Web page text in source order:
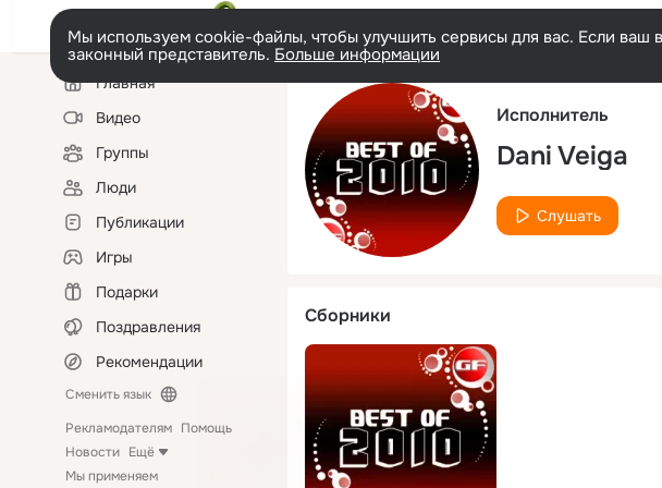
Мы используем cookie-файлы, чтобы улучшить сервисы для вас. Если ваш
законный представитель. Больше информации
Левая
колонкаГлавная
Видео
Группы
Люди
Публикации
Игры
Подарки
Поздравления
Рекомендации
Сменить язык
Рекламодателям Помощь
Новости Ещё
Мы применяем
Исполнитель
Dani Veiga
Слушать
Сборники